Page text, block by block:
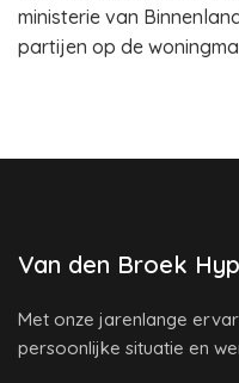
ministerie van
partijen op de
Van den Broek
Met onze jarenlange
persoonlijke situatie en